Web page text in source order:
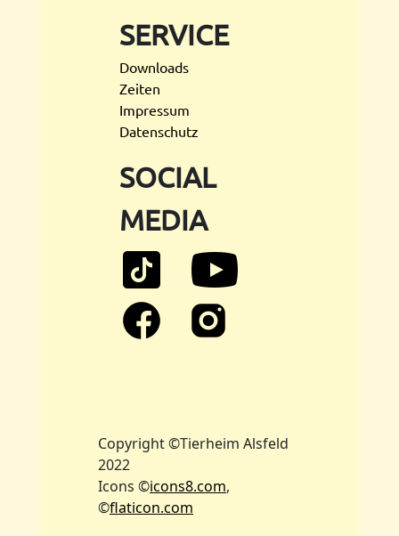
SERVICE
Downloads
Zeiten
Impressum
Datenschutz
SOCIAL
MEDIA
Copyright ©Tierheim Alsfeld
2022
Icons ©icons8.com,
©flaticon.com